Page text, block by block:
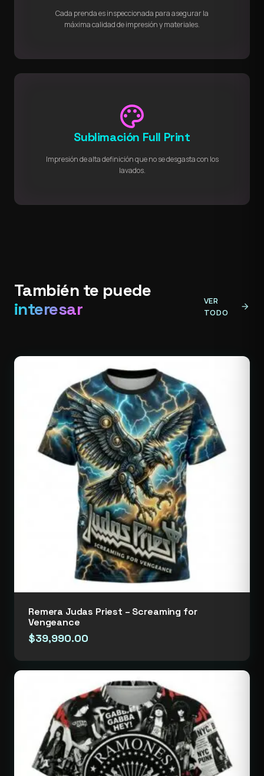
Cada prenda es inspeccionada para asegurar la
máxima calidad de impresión y materiales.
palette
Sublimación Full Print
Impresión de alta definición que no se desgasta con los
lavados.
También te puede
interesar
VER
TODO
arrow_forward
Remera Judas Priest – Screaming for
Vengeance
$39,990.00